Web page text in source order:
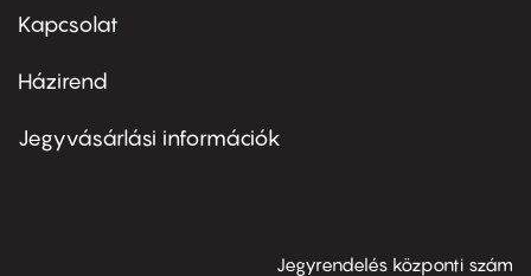
firstKapcsolat
Footer
second
Házirend
Jegyvásárlási információk
Jegyrendelés központi szám